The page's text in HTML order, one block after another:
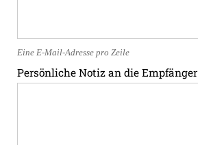
Eine E-Mail-Adresse pro Zeile
Persönliche Notiz an die Empfänger